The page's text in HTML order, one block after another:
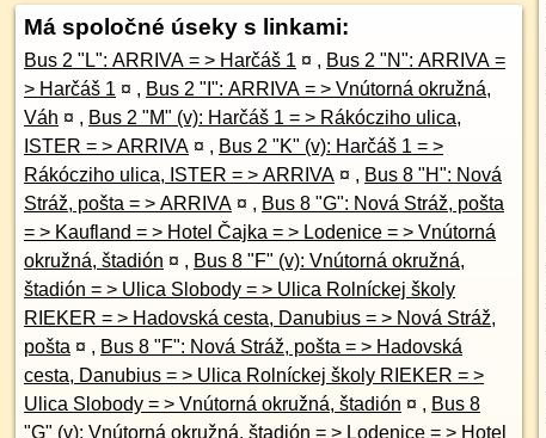
Má spoločné úseky s linkami:
Bus 2 "L": ARRIVA = > Harčáš 1 ¤ , Bus 2 "N": ARRIVA =
> Harčáš 1 ¤ , Bus 2 "I": ARRIVA = > Vnútorná okružná,
Váh ¤ , Bus 2 "M" (v): Harčáš 1 = > Rákócziho ulica,
ISTER = > ARRIVA ¤ , Bus 2 "K" (v): Harčáš 1 = >
Rákócziho ulica, ISTER = > ARRIVA ¤ , Bus 8 "H": Nová
Stráž, pošta = > ARRIVA ¤ , Bus 8 "G": Nová Stráž, pošta
= > Kaufland = > Hotel Čajka = > Lodenice = > Vnútorná
okružná, štadión ¤ , Bus 8 "F" (v): Vnútorná okružná,
štadión = > Ulica Slobody = > Ulica Rolníckej školy
RIEKER = > Hadovská cesta, Danubius = > Nová Stráž,
pošta ¤ , Bus 8 "F": Nová Stráž, pošta = > Hadovská
cesta, Danubius = > Ulica Rolníckej školy RIEKER = >
Ulica Slobody = > Vnútorná okružná, štadión ¤ , Bus 8
"G" (v): Vnútorná okružná, štadión = > Lodenice = > Hotel